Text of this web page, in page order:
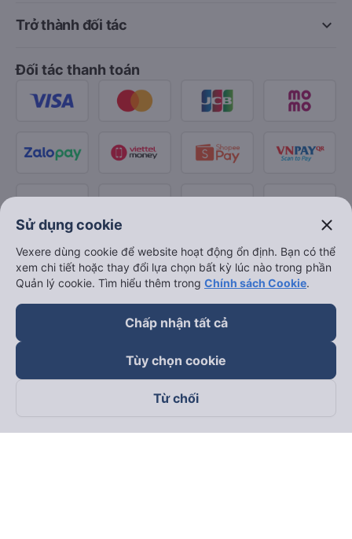
keyboard_arrow_down
Trở thành đối tác
Đối tác thanh toán
Theo dõi chúng tôi trên
Sử dụng cookie close
Vexere dùng cookie để website hoạt động ổn định. Bạn có thể
xem chi tiết hoặc thay đổi lựa chọn bất kỳ lúc nào trong phần
Quản lý cookie. Tìm hiểu thêm trong Chính sách Cookie.
Chấp nhận tất cả
Tùy chọn cookie
Từ chối